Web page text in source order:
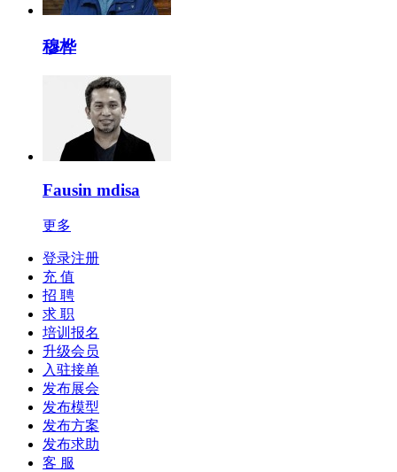
穆桦
Fausin mdisa
更多
登录注册
充 值
招 聘
求 职
培训报名
升级会员
入驻接单
发布展会
发布模型
发布方案
发布求助
客 服